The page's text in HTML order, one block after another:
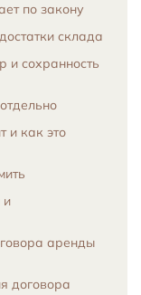
по закону
склада
и сохранность
и как это
и
аренды
договора